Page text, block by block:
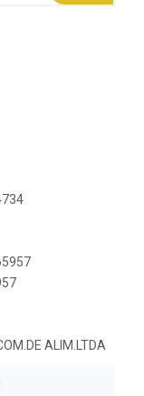
ALIM.LTDA